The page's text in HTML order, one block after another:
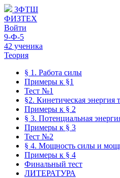
ЗФТШ
ФИЗТЕХ
Войти
9-Ф-5
42 ученика
Теория
§ 1. Работа силы
Примеры к §1
Тест №1
§2. Кинетическая энергия
Примеры к § 2
§ 3. Потенциальная
Примеры к § 3
Тест №2
§ 4. Мощность силы и
Примеры к § 4
Финальный тест
ЛИТЕРАТУРА